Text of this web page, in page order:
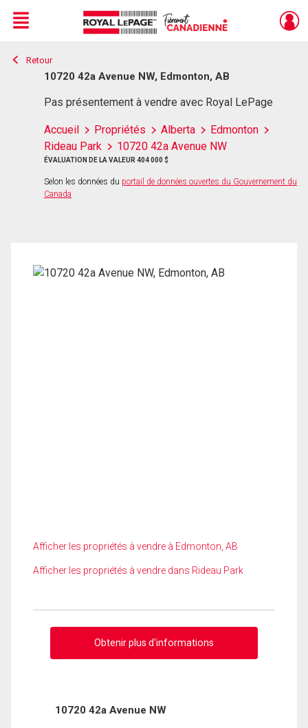
Live
En Direct
Menu
Retour
10720 42a Avenue NW, Edmonton, AB
Pas présentement à vendre avec Royal LePage
Accueil Propriétés Alberta
Edmonton
Rideau Park
10720 42a Avenue NW
ÉVALUATION DE LA VALEUR 404 000 $
Selon les données du portail de données ouvertes du Gouvernement du
Canada
Afficher les propriétés à vendre à Edmonton, AB
Afficher les propriétés à vendre dans Rideau Park
Obtenir plus d'informations
10720 42a Avenue NW